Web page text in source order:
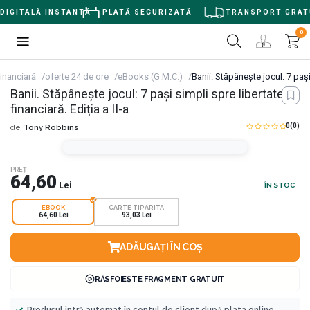
INSTANTĂ PLATĂ SECURIZATĂ TRANSPORT
0
oferte 24 de ore eBooks (G.M.C.) Banii. Stăpânește jocul: 7
Banii. Stăpânește jocul: 7 pași simpli spre libertate
financiară. Ediția a II-a
de Tony Robbins 0(0)
PREȚ
64,60 Lei ÎN STOC
EBOOK
64,60 Lei
CARTE TIPARITA
93,03 Lei
ADĂUGAȚI ÎN COȘ
RĂSFOIEȘTE FRAGMENT GRATUIT